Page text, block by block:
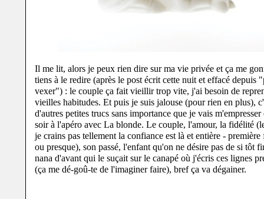
Il me lit, alors je peux rien dire sur ma vie privée et ça me
tiens à le redire (après le post écrit cette nuit et effacé depuis
vexer") : le couple ça fait vieillir trop vite, j'ai besoin de
vieilles habitudes. Et puis je suis jalouse (pour rien en plus),
d'autres petites trucs sans importance que je vais m'empresser
soir à l'apéro avec La blonde. Le couple, l'amour, la fidélité
je crains pas tellement la confiance est là et entière -
ou presque), son passé, l'enfant qu'on ne désire pas de si tôt
nana d'avant qui le suçait sur le canapé où j'écris ces lignes
(ça me dé-goû-te de l'imaginer faire), bref ça va dégainer.